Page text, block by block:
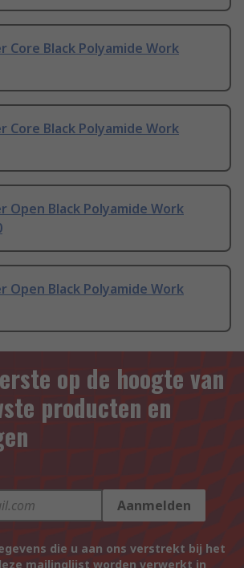
Core Black Polyamide Work
Core Black Polyamide Work
Open Black Polyamide Work
Open Black Polyamide Work
op de hoogte van
producten en
Aanmelden
die u aan ons verstrekt bij het
mailinglijst worden verwerkt in